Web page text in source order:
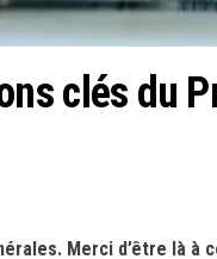
clés du
Merci d’être là